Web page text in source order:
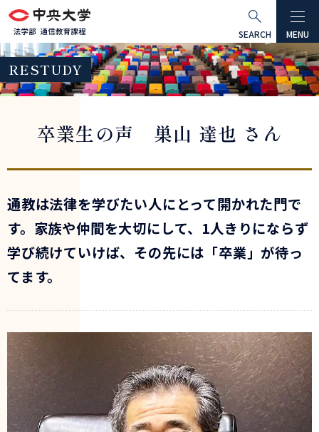
グ
ー
バ
ル
ー
ョ
ン
へ
本
へ
ロ
カ
ル
ナ
シ
ン
へ
フ
タ
ー
へ
MENU
SEARCH
RESTUDY
卒業生の声 巣山 達也 さん
通教は法律を学びたい人にとって開かれた門で
す。家族や仲間を大切にして、1人きりにならず
学び続けていけば、その先には「卒業」が待っ
てます。